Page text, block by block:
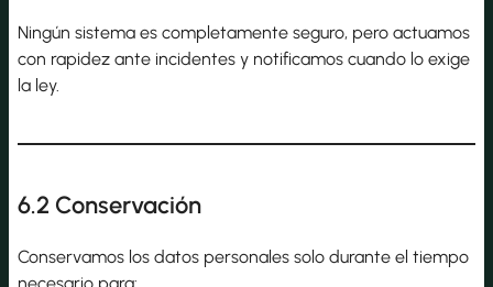
Ningún sistema es completamente seguro, pero actuamos
con rapidez ante incidentes y notificamos cuando lo exige
la ley.
6.2 Conservación
Conservamos los datos personales solo durante el tiempo